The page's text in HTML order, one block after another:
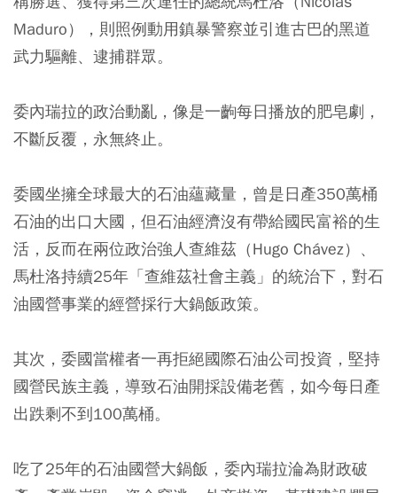
Maduro），則照例動用鎮暴警察並引進古巴的黑道
武力驅離、逮捕群眾。
委內瑞拉的政治動亂，像是一齣每日播放的肥皂劇，
不斷反覆，永無終止。
委國坐擁全球最大的石油蘊藏量，曾是日產350萬桶
石油的出口大國，但石油經濟沒有帶給國民富裕的生
活，反而在兩位政治強人查維茲（Hugo Chávez）、
馬杜洛持續25年「查維茲社會主義」的統治下，對石
油國營事業的經營採行大鍋飯政策。
其次，委國當權者一再拒絕國際石油公司投資，堅持
國營民族主義，導致石油開採設備老舊，如今每日產
出跌剩不到100萬桶。
吃了25年的石油國營大鍋飯，委內瑞拉淪為財政破